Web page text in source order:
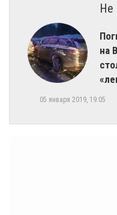
Не
на
05 января 2019, 19:05